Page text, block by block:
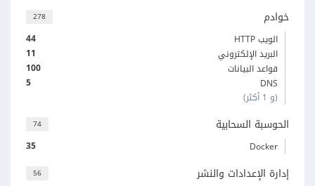
278 خوادم
44
الويب HTTP
11
البريد الإلكتروني
100
قواعد البيانات
5
DNS
(و 1 أكثر)
74 الحوسبة السحابية
35 Docker
56 إدارة الإعدادات والنشر